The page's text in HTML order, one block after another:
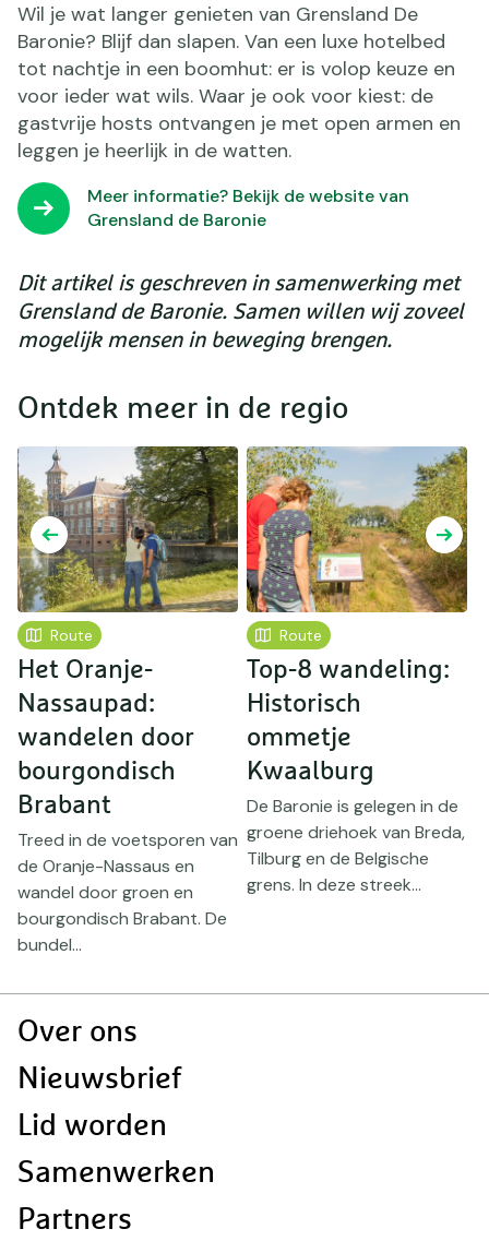
Wil je wat langer genieten van Grensland De
Baronie? Blijf dan slapen. Van een luxe hotelbed
tot nachtje in een boomhut: er is volop keuze en
voor ieder wat wils. Waar je ook voor kiest: de
gastvrije hosts ontvangen je met open armen en
leggen je heerlijk in de watten.
Meer informatie? Bekijk de website van
Grensland de Baronie
Dit artikel is geschreven in samenwerking met
Grensland de Baronie. Samen willen wij zoveel
mogelijk mensen in beweging brengen.
Ontdek meer in de regio
Route
Het Oranje-
Nassaupad:
wandelen door
bourgondisch
Brabant
Treed in de voetsporen van
de Oranje-Nassaus en
wandel door groen en
bourgondisch Brabant. De
bundel...
Route
Top-8 wandeling:
Historisch
ommetje
Kwaalburg
De Baronie is gelegen in de
groene driehoek van Breda,
Tilburg en de Belgische
grens. In deze streek...
Doormat
Over ons
Nieuwsbrief
Lid worden
Samenwerken
Partners